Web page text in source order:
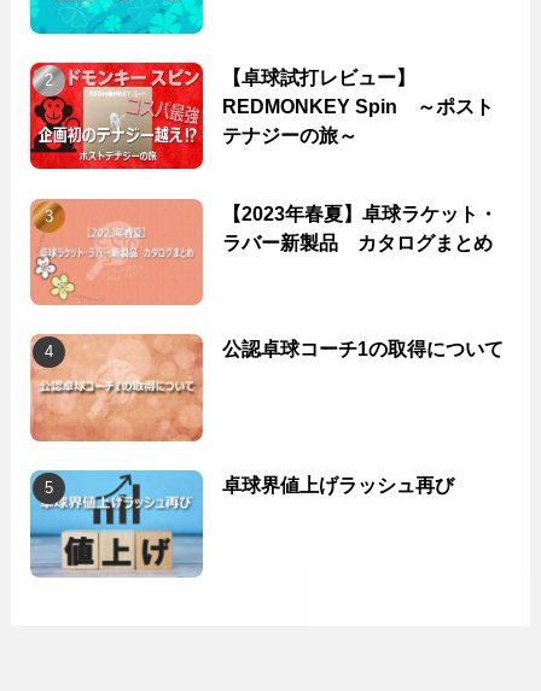
【卓球試打レビュー】
REDMONKEY Spin ～ポスト
テナジーの旅～
【2023年春夏】卓球ラケット・
ラバー新製品 カタログまとめ
公認卓球コーチ1の取得について
卓球界値上げラッシュ再び